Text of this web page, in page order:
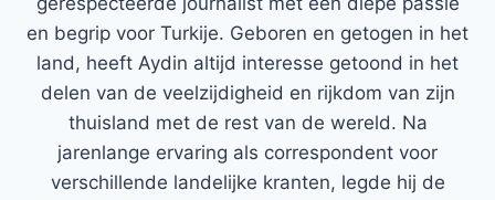
en begrip voor Turkije. Geboren en getogen in het
land, heeft Aydin altijd interesse getoond in het
delen van de veelzijdigheid en rijkdom van zijn
thuisland met de rest van de wereld. Na
jarenlange ervaring als correspondent voor
verschillende landelijke kranten, legde hij de